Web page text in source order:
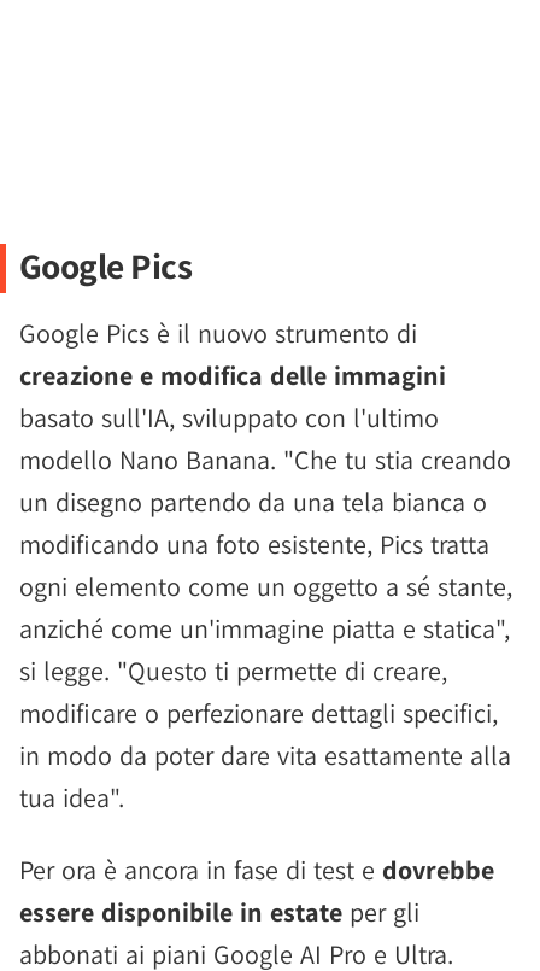
Google Pics
Google Pics è il nuovo strumento di
creazione e modifica delle immagini
basato sull'IA, sviluppato con l'ultimo
modello Nano Banana. "Che tu stia creando
un disegno partendo da una tela bianca o
modificando una foto esistente, Pics tratta
ogni elemento come un oggetto a sé stante,
anziché come un'immagine piatta e statica",
si legge. "Questo ti permette di creare,
modificare o perfezionare dettagli specifici,
in modo da poter dare vita esattamente alla
tua idea".
Per ora è ancora in fase di test e dovrebbe
essere disponibile in estate per gli
abbonati ai piani Google AI Pro e Ultra.